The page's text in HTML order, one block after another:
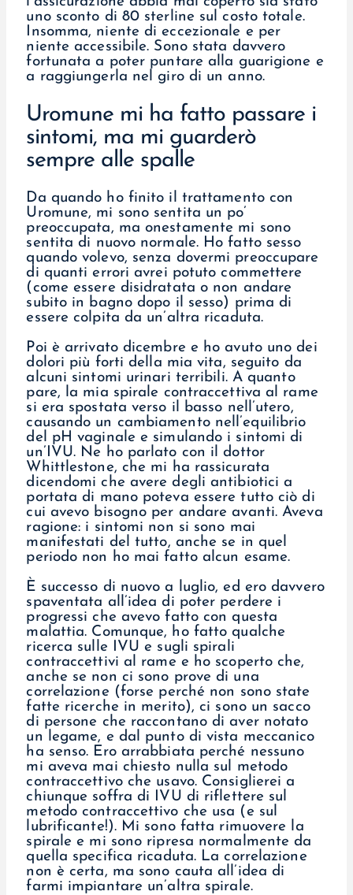
uno sconto di 80 sterline sul costo totale.
Insomma, niente di eccezionale e per
niente accessibile. Sono stata davvero
fortunata a poter puntare alla guarigione e
a raggiungerla nel giro di un anno.
Uromune mi ha fatto passare i
sintomi, ma mi guarderò
sempre alle spalle
Da quando ho finito il trattamento con
Uromune, mi sono sentita un po’
preoccupata, ma onestamente mi sono
sentita di nuovo normale. Ho fatto sesso
quando volevo, senza dovermi preoccupare
di quanti errori avrei potuto commettere
(come essere disidratata o non andare
subito in bagno dopo il sesso) prima di
essere colpita da un’altra ricaduta.
Poi è arrivato dicembre e ho avuto uno dei
dolori più forti della mia vita, seguito da
alcuni sintomi urinari terribili. A quanto
pare, la mia spirale contraccettiva al rame
si era spostata verso il basso nell’utero,
causando un cambiamento nell’equilibrio
del pH vaginale e simulando i sintomi di
un’IVU. Ne ho parlato con il dottor
Whittlestone, che mi ha rassicurata
dicendomi che avere degli antibiotici a
portata di mano poteva essere tutto ciò di
cui avevo bisogno per andare avanti. Aveva
ragione: i sintomi non si sono mai
manifestati del tutto, anche se in quel
periodo non ho mai fatto alcun esame.
È successo di nuovo a luglio, ed ero davvero
spaventata all’idea di poter perdere i
progressi che avevo fatto con questa
malattia. Comunque, ho fatto qualche
ricerca sulle IVU e sugli spirali
contraccettivi al rame e ho scoperto che,
anche se non ci sono prove di una
correlazione (forse perché non sono state
fatte ricerche in merito), ci sono un sacco
di persone che raccontano di aver notato
un legame, e dal punto di vista meccanico
ha senso. Ero arrabbiata perché nessuno
mi aveva mai chiesto nulla sul metodo
contraccettivo che usavo. Consiglierei a
chiunque soffra di IVU di riflettere sul
metodo contraccettivo che usa (e sul
lubrificante!). Mi sono fatta rimuovere la
spirale e mi sono ripresa normalmente da
quella specifica ricaduta. La correlazione
non è certa, ma sono cauta all’idea di
farmi impiantare un’altra spirale.